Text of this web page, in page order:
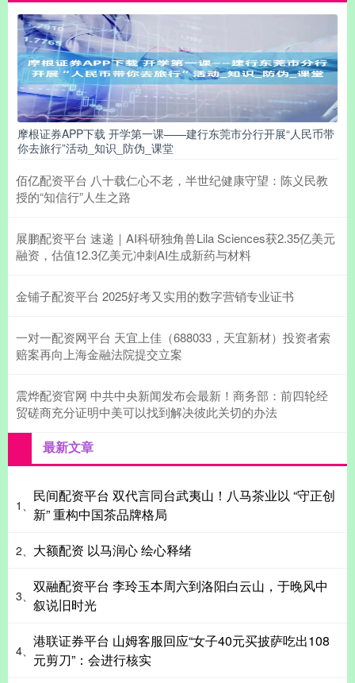
摩根证券APP下载 开学第一课——建行东莞市分行开展“人民币带
你去旅行”活动_知识_防伪_课堂
佰亿配资平台 八十载仁心不老，半世纪健康守望：陈义民教
授的“知信行”人生之路
展鹏配资平台 速递｜AI科研独角兽Lila Sciences获2.35亿美元
融资，估值12.3亿美元冲刺AI生成新药与材料
金铺子配资平台 2025好考又实用的数字营销专业证书
一对一配资网平台 天宜上佳（688033，天宜新材）投资者索
赔案再向上海金融法院提交立案
震烨配资官网 中共中央新闻发布会最新！商务部：前四轮经
贸磋商充分证明中美可以找到解决彼此关切的办法
最新文章
1、
民间配资平台 双代言同台武夷山！八马茶业以 “守正创
新” 重构中国茶品牌格局
2、 大额配资 以马润心 绘心释绪
3、
双融配资平台 李玲玉本周六到洛阳白云山，于晚风中
叙说旧时光
4、
港联证券平台 山姆客服回应“女子40元买披萨吃出108
元剪刀”：会进行核实